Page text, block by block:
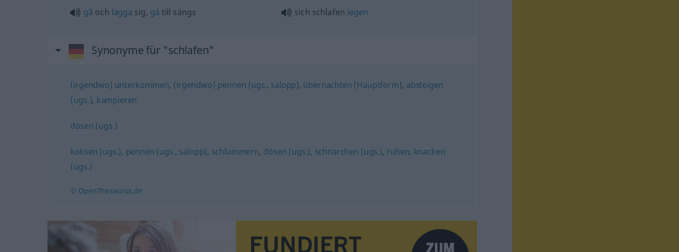
gå och lägga sig, gå till sängs sich schlafen legen
Synonyme für "schlafen"
(irgendwo) unterkommen, (irgendwo) pennen (ugs., salopp), übernachten (Hauptform), absteigen
(ugs.), kampieren
dösen (ugs.)
koksen (ugs.), pennen (ugs., salopp), schlummern, dösen (ugs.), schnarchen (ugs.), ruhen, knacken
(ugs.)
© OpenThesaurus.de